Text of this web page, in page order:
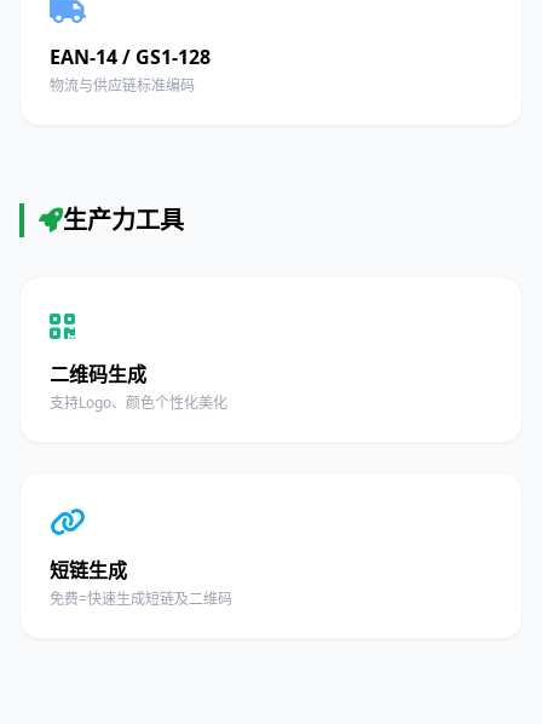
EAN-14 / GS1-128
物流与供应链标准编码
生产力工具
二维码生成
支持Logo、颜色个性化美化
短链生成
免费=快速生成短链及二维码